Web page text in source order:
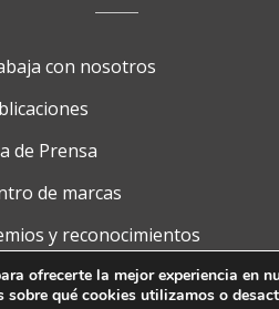
con nosotros
de Prensa
de marcas
y reconocimientos
ofrecerte la mejor experiencia en
sobre qué cookies utilizamos o